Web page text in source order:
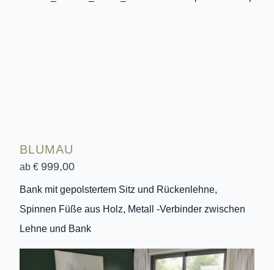
BLUMAU
ab € 999,00
Bank mit gepolstertem Sitz und Rückenlehne,
Spinnen Füße aus Holz, Metall -Verbinder zwischen
Lehne und Bank